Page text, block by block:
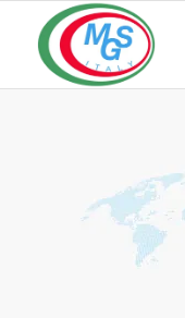
Salta
contenuto
Passa
navigazione